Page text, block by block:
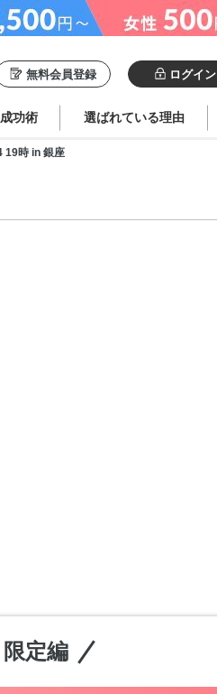
無料会員登録 ログイン
功術 選ばれている理由
19時 in 銀座
定編